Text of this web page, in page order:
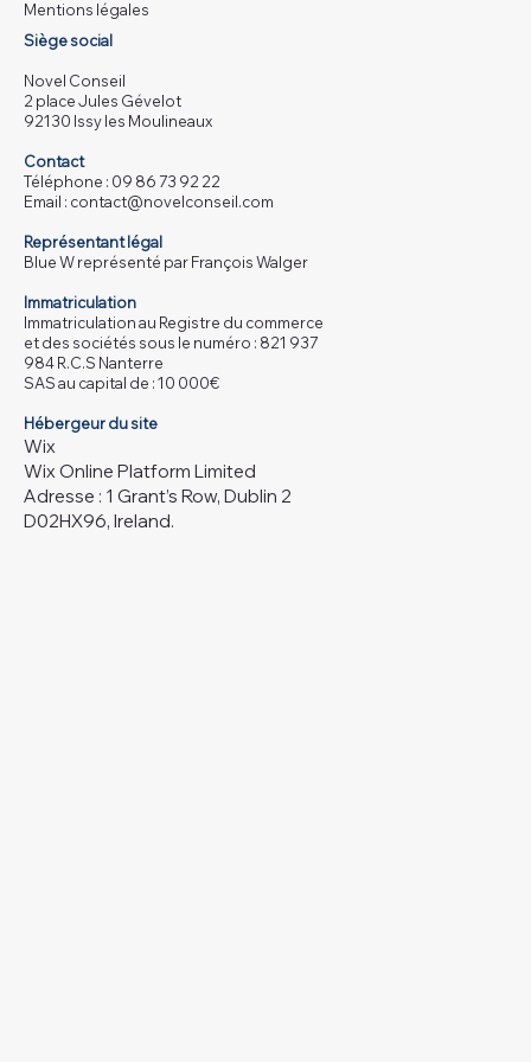
Mentions légales
Siège social
Novel Conseil
2 place Jules Gévelot
92130 Issy les Moulineaux
Contact
Téléphone : 09 86 73 92 22
Email : contact@novelconseil.com
Représentant légal
Blue W représenté par François Walger
Immatriculation
Immatriculation au Registre du commerce
et des sociétés sous le numéro : 821 937
984 R.C.S Nanterre
SAS au capital de : 10 000€
Hébergeur du site
Wix
Wix Online Platform Limited
Adresse : 1 Grant’s Row, Dublin 2
D02HX96, Ireland.